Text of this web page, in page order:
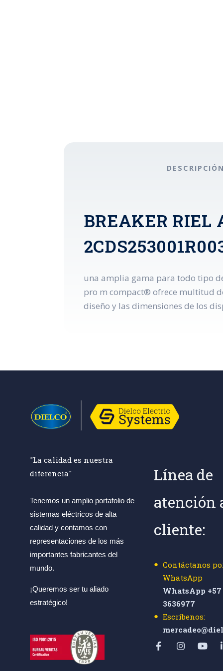
DESCRIPCIÓN
BREAKER RIEL
una amplia gama para todo tipo
pro m compact® ofrece multitud
diseño y las dimensiones de los
"La calidad es nuestra
diferencia"
Tenemos un amplio portafolio de
sistemas eléctricos de alta
calidad y contamos con
representaciones de los más
importantes fabricantes del
mundo.
¡Queremos ser tu aliado
estratégico!
Línea de
atención
cliente:
Contáctanos
WhatsApp
WhatsApp +57
3636977
Escríbenos: